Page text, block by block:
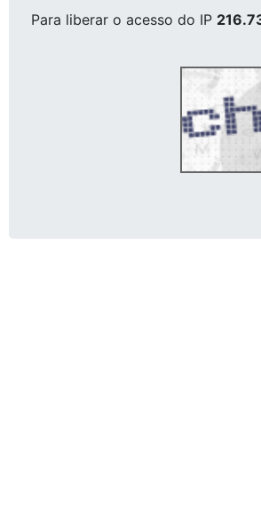
Para liberar o acesso do IP